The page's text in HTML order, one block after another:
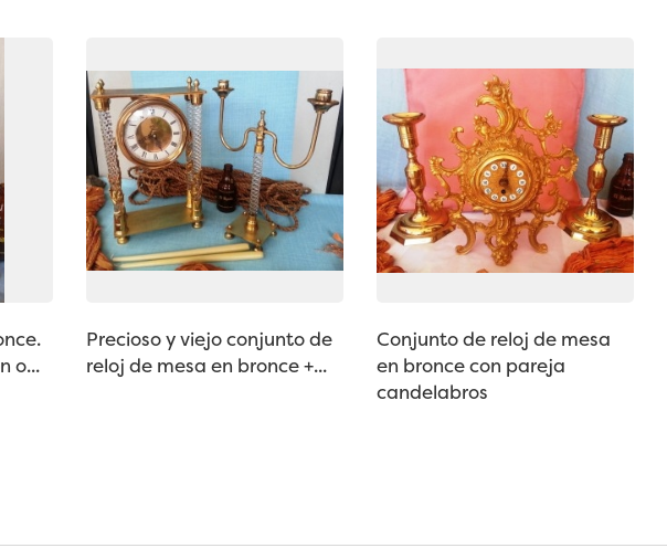
o...
Precioso y viejo conjunto de
reloj de mesa en bronce +...
Conjunto de reloj de mesa
en bronce con pareja
candelabros